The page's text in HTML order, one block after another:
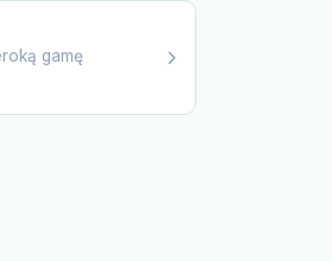
gamę